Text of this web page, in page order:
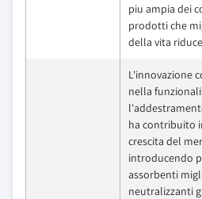
piu ampia dei
prodotti che
della vita
L'innovazione
nella
ha contribuito
crescita del
introducendo
assorbenti
neutralizzanti